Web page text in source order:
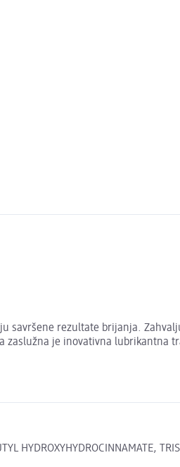
savršene rezultate brijanja.
je inovativna